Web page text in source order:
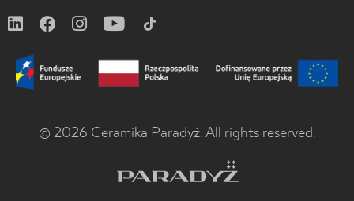
© 2026 Ceramika Paradyż. All rights reserved.